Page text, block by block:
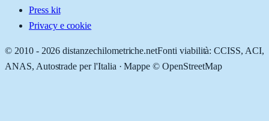
Press kit
Privacy e cookie
© 2010 - 2026 distanzechilometriche.netFonti viabilità: CCISS, ACI,
ANAS, Autostrade per l'Italia · Mappe © OpenStreetMap